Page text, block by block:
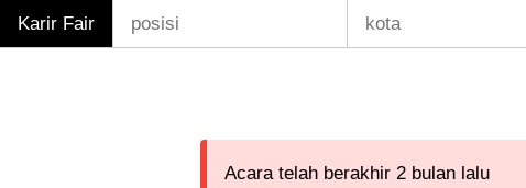
Karir Fair
Acara telah berakhir 2 bulan lalu